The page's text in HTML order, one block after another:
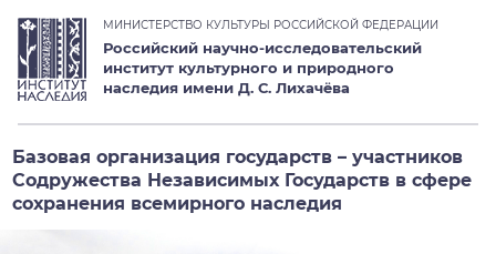
МИНИСТЕРСТВО КУЛЬТУРЫ РОССИЙСКОЙ ФЕДЕРАЦИИ
Российский научно-исследовательский
институт культурного и природного
наследия имени Д. С. Лихачёва
Базовая организация государств – участников
Содружества Независимых Государств в сфере
сохранения всемирного наследия